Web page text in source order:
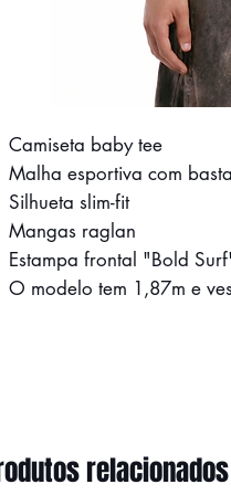
Camiseta baby tee
Malha esportiva com
Silhueta slim-fit
Mangas raglan
Estampa frontal "Bold
O modelo tem 1,87m e
relacionados